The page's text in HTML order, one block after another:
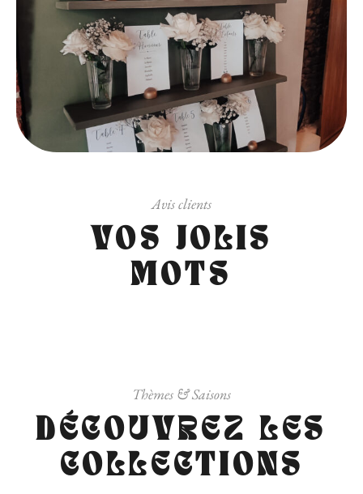
Avis clients
VOS JOLIS
MOTS
Thèmes & Saisons
DÉCOUVREZ LES
COLLECTIONS